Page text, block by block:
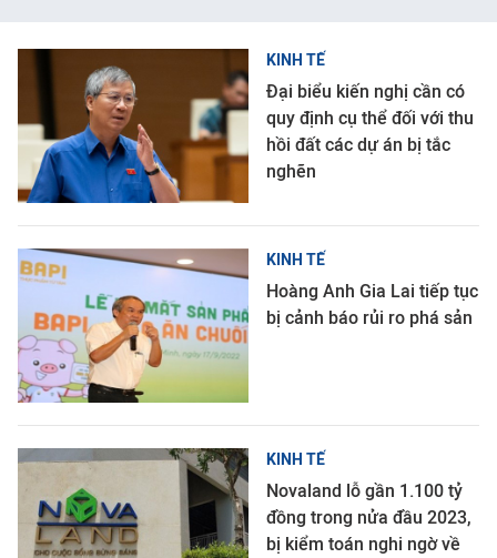
KINH TẾ
Đại biểu kiến nghị cần có
quy định cụ thể đối với thu
hồi đất các dự án bị tắc
nghẽn
KINH TẾ
Hoàng Anh Gia Lai tiếp tục
bị cảnh báo rủi ro phá sản
KINH TẾ
Novaland lỗ gần 1.100 tỷ
đồng trong nửa đầu 2023,
bị kiểm toán nghi ngờ về